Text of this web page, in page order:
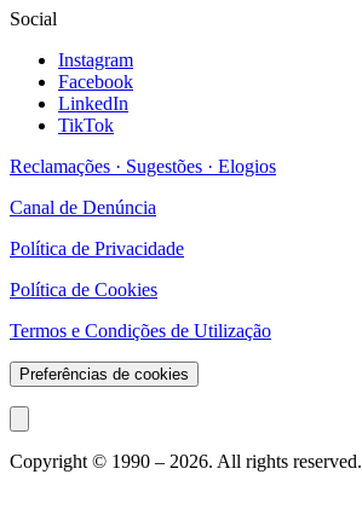
Social
Instagram
Facebook
LinkedIn
TikTok
Reclamações · Sugestões · Elogios
Canal de Denúncia
Política de Privacidade
Política de Cookies
Termos e Condições de Utilização
Preferências de cookies
Copyright © 1990 – 2026. All rights reserved.